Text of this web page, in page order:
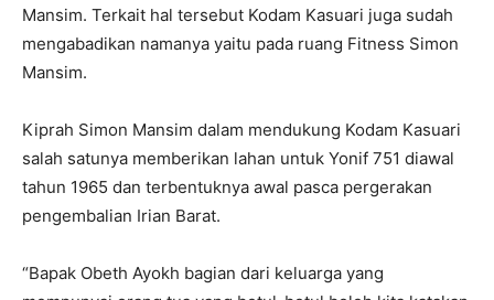
Mansim. Terkait hal tersebut Kodam Kasuari juga sudah
mengabadikan namanya yaitu pada ruang Fitness Simon
Mansim.
Kiprah Simon Mansim dalam mendukung Kodam Kasuari
salah satunya memberikan lahan untuk Yonif 751 diawal
tahun 1965 dan terbentuknya awal pasca pergerakan
pengembalian Irian Barat.
“Bapak Obeth Ayokh bagian dari keluarga yang